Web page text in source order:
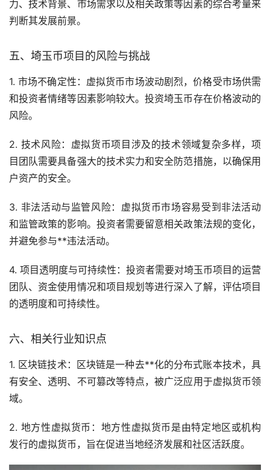
力、技术背景、市场需求以及相关政策等因素的综合考量来
判断其发展前景。
五、埼玉币项目的风险与挑战
1. 市场不确定性：虚拟货币市场波动剧烈，价格受市场供需
和投资者情绪等因素影响较大。投资埼玉币存在价格波动的
风险。
2. 技术风险：虚拟货币项目涉及的技术领域复杂多样，项
目团队需要具备强大的技术实力和安全防范措施，以确保用
户资产的安全。
3. 非法活动与监管风险：虚拟货币市场容易受到非法活动
和监管政策的影响。投资者需要留意相关政策法规的变化，
并避免参与**违法活动。
4. 项目透明度与可持续性：投资者需要对埼玉币项目的运营
团队、资金使用情况和项目规划等进行深入了解，评估项目
的透明度和可持续性。
六、相关行业知识点
1. 区块链技术：区块链是一种去**化的分布式账本技术，具
有安全、透明、不可篡改等特点，被广泛应用于虚拟货币领
域。
2. 地方性虚拟货币：地方性虚拟货币是由特定地区或机构
发行的虚拟货币，旨在促进当地经济发展和社区活跃度。